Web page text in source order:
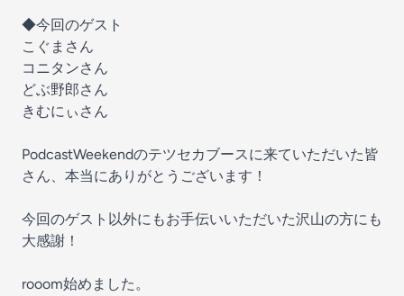
◆今回のゲスト
こぐまさん
コニタンさん
どぶ野郎さん
きむにぃさん
PodcastWeekendのテツセカブースに来ていただいた皆
さん、本当にありがとうございます！
今回のゲスト以外にもお手伝いいただいた沢山の方にも
大感謝！
rooom始めました。